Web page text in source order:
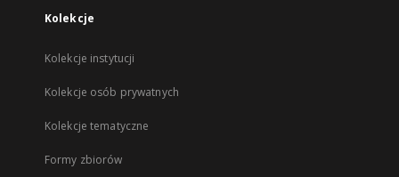
Kolekcje
Kolekcje instytucji
Kolekcje osób prywatnych
Kolekcje tematyczne
Formy zbiorów